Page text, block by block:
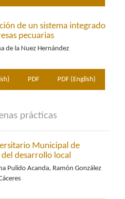
de un sistema integrado
pecuarias
de la Nuez Hernández
PDF PDF (English)
prácticas
Municipal de
desarrollo local
Pulido Acanda, Ramón González